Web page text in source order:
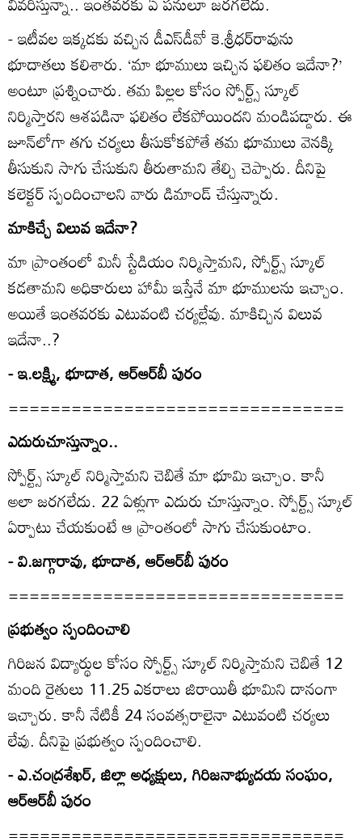
- ఇటీవల ఇక్కడకు వచ్చిన డీఎస్‌డీవో కె.శ్రీధర్‌రావును
భూదాతలు కలిశారు. ‘మా భూములు ఇచ్చిన ఫలితం ఇదేనా?’
అంటూ ప్రశ్నించారు. తమ పిల్లల కోసం స్పోర్ట్స్‌ స్కూల్‌
నిర్మిస్తారని ఆశపడినా ఫలితం లేకపోయిందని మండిపడ్డారు. ఈ
జూన్‌లోగా తగు చర్యలు తీసుకోకపోతే తమ భూములు వెనక్కి
తీసుకుని సాగు చేసుకుని తీరుతామని తేల్చి చెప్పారు. దీనిపై
కలెక్టర్‌ స్పందించాలని వారు డిమాండ్‌ చేస్తున్నారు.
మాకిచ్చే విలువ ఇదేనా?
మా ప్రాంతంలో మినీ స్టేడియం నిర్మిస్తామని, స్పోర్ట్స్‌ స్కూల్‌
కడతామని అధికారులు హామీ ఇస్తేనే మా భూములను ఇచ్చాం.
అయితే ఇంతవరకు ఎటువంటి చర్యల్లేవు. మాకిచ్చిన విలువ
ఇదేనా..?
- ఇ.లక్ష్మి, భూదాత, ఆర్‌ఆర్‌బీ పురం
================================
ఎదురుచూస్తున్నాం..
స్పోర్ట్స్‌ స్కూల్‌ నిర్మిస్తామని చెబితే మా భూమి ఇచ్చాం. కానీ
అలా జరగలేదు. 22 ఏళ్లుగా ఎదురు చూస్తున్నాం. స్పోర్ట్స్‌ స్కూల్‌
ఏర్పాటు చేయకుంటే ఆ ప్రాంతంలో సాగు చేసుకుంటాం.
- వి.జగ్గారావు, భూదాత, ఆర్‌ఆర్‌బీ పురం
================================
ప్రభుత్వం స్పందించాలి
గిరిజన విద్యార్థుల కోసం స్పోర్ట్స్‌ స్కూల్‌ నిర్మిస్తామని చెబితే 12
మంది రైతులు 11.25 ఎకరాలు జిరాయితీ భూమిని దానంగా
ఇచ్చారు. కానీ నేటికీ 24 సంవత్సరాలైనా ఎటువంటి చర్యలు
లేవు. దీనిపై ప్రభుత్వం స్పందించాలి.
- ఎ.చంద్రశేఖర్‌, జిల్లా అధ్యక్షులు, గిరిజనాభ్యుదయ సంఘం,
ఆర్‌ఆర్‌బీ పురం